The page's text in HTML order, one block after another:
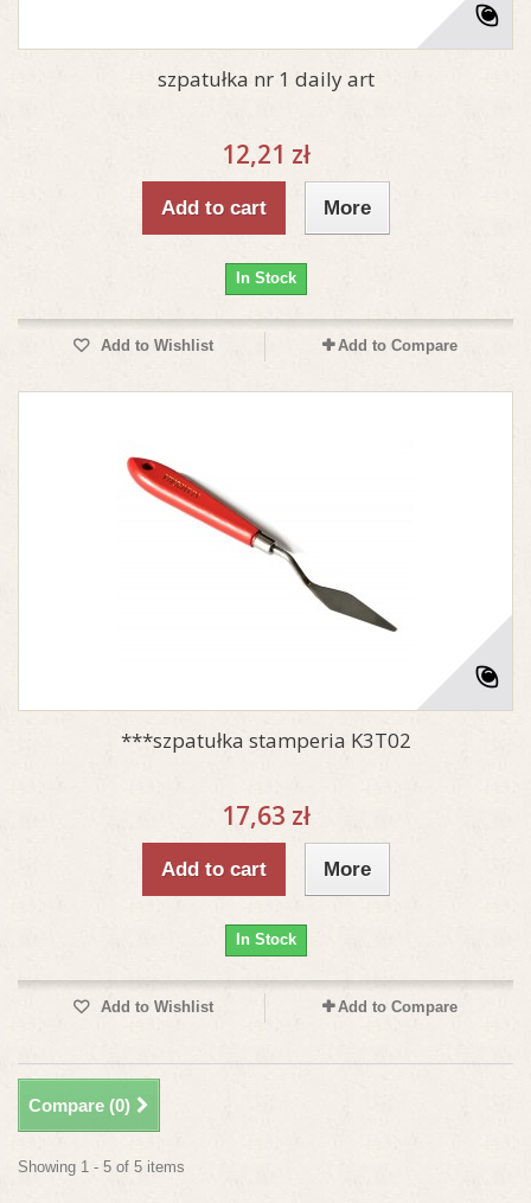
szpatułka nr 1 daily art
12,21 zł
Add to cart More
In Stock
Add to Wishlist Add to Compare
***szpatułka stamperia K3T02
17,63 zł
Add to cart More
In Stock
Add to Wishlist Add to Compare
Compare (0)
Showing 1 - 5 of 5 items